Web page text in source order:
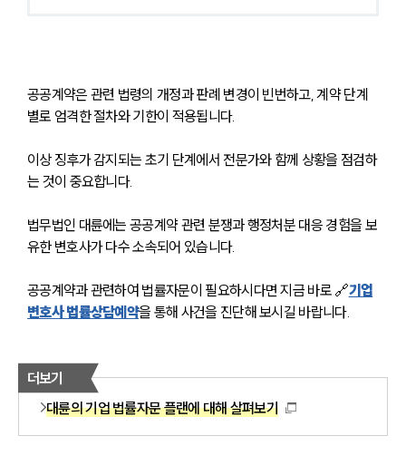
공공계약은 관련 법령의 개정과 판례 변경이 빈번하고, 계약 단계
별로 엄격한 절차와 기한이 적용됩니다.
이상 징후가 감지되는 초기 단계에서 전문가와 함께 상황을 점검하
는 것이 중요합니다.
법무법인 대륜에는 공공계약 관련 분쟁과 행정처분 대응 경험을 보
유한 변호사가 다수 소속되어 있습니다.
공공계약과 관련하여 법률자문이 필요하시다면 지금 바로 🔗기업
변호사 법률상담예약을 통해 사건을 진단해 보시길 바랍니다.
더보기
대륜의 기업 법률자문 플랜에 대해 살펴보기